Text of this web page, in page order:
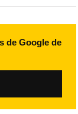
de Google de